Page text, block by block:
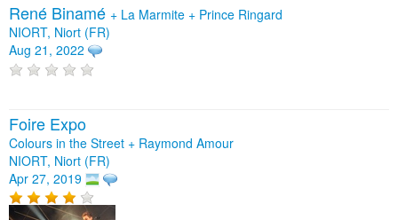
René Binamé + La Marmite + Prince Ringard
NIORT, Niort (FR)
Aug 21, 2022
Foire Expo
Colours in the Street + Raymond Amour
NIORT, Niort (FR)
Apr 27, 2019